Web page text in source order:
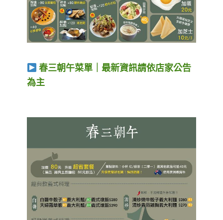
春三朝午菜單｜最新資訊請依店家公告
為主